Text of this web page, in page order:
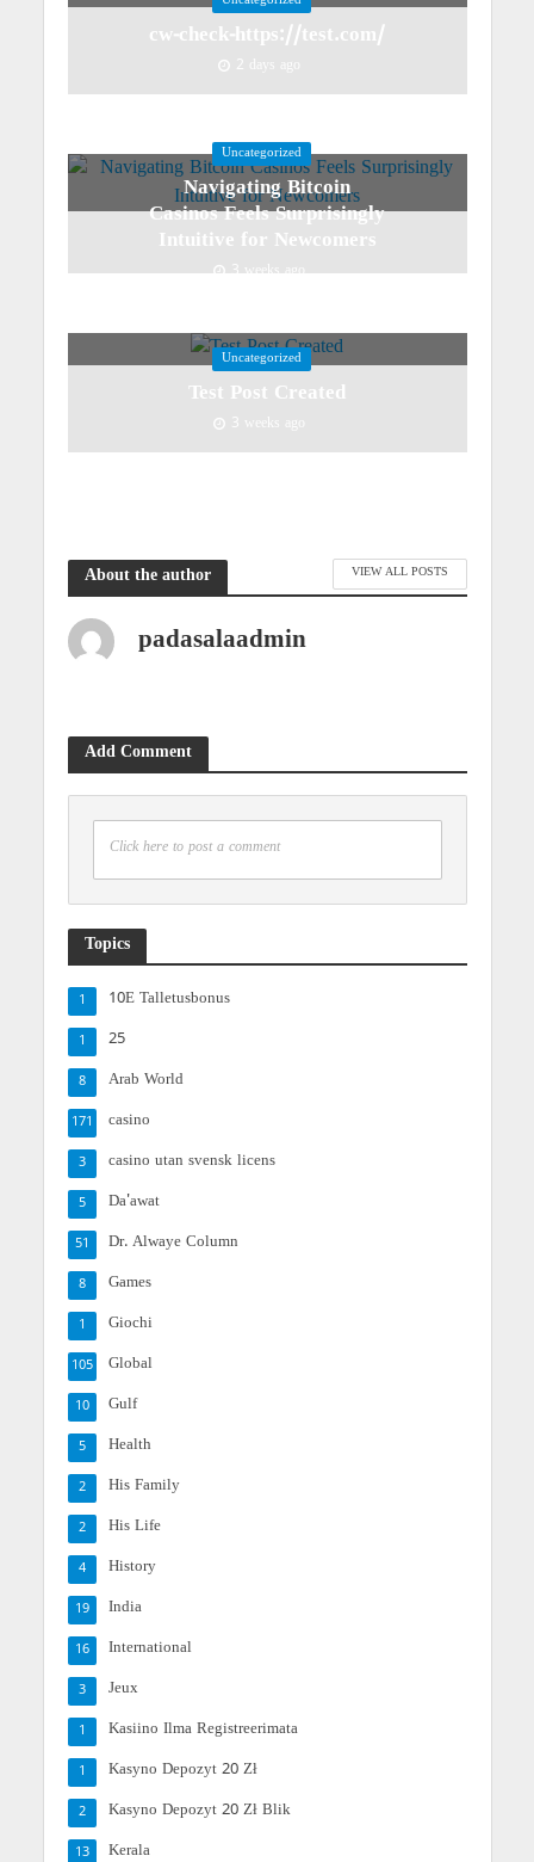
cw-check-https://test.com/
2 days ago
Uncategorized
Navigating Bitcoin
Casinos Feels Surprisingly
Intuitive for Newcomers
3 weeks ago
Uncategorized
Test Post Created
3 weeks ago
About the author VIEW ALL POSTS
padasalaadmin
Add Comment
Click here to post a comment
Topics
10E Talletusbonus
1
25
1
Arab World
8
casino
171
casino utan svensk licens
3
Da'awat
5
Dr. Alwaye Column
51
Games
8
Giochi
1
Global
105
Gulf
10
Health
5
His Family
2
His Life
2
History
4
India
19
International
16
Jeux
3
Kasiino Ilma Registreerimata
1
Kasyno Depozyt 20 Zł
1
Kasyno Depozyt 20 Zł Blik
2
Kerala
13